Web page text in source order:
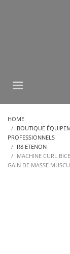
HOME
BOUTIQUE
PROFESSIONNELS
R8 ETENON
MACHINE CURL
GAIN DE MASSE